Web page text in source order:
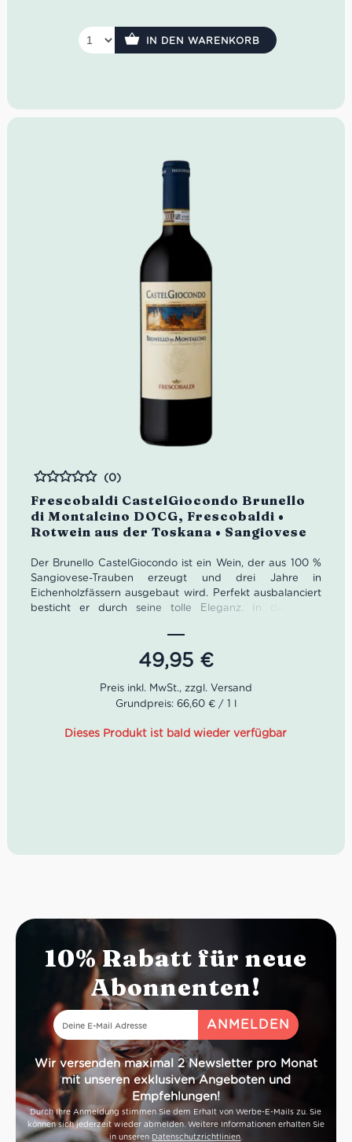
IN DEN WARENKORB
Frescobaldi CastelGiocondo Brunello
di Montalcino DOCG, Frescobaldi •
Rotwein aus der Toskana • Sangiovese
Bewertet
(0)
Der Brunello CastelGiocondo ist ein Wein, der aus 100 %
Sangiovese-Trauben erzeugt und drei Jahre in
Eichenholzfässern ausgebaut wird. Perfekt ausbalanciert
besticht er durch seine tolle Eleganz. In der Nase
Mokka, Gewürznelke und Tabak. Am Gaumen voller
Finesse, feinwürzig, vielschichtig und mit perfekt
eingebundenen Tanninen. Langlebig wie jeder Brunello
hat auch der CastelGiocondo noch über 25 Jahre vor
sich. Doch mit viel Sorgfalt dekantiert, ist dieser
exzellente Rotwein schon jetzt ein Hochgenuss.
49,95 €
Grundpreis: 66,60 € / 1 l
Dieses Produkt ist bald wieder verfügbar
10% Rabatt für neue
Abonnenten!
Wir versenden maximal 2 Newsletter pro Monat
mit unseren exklusiven Angeboten und
Empfehlungen!
Durch Ihre Anmeldung stimmen Sie dem Erhalt von Werbe-E-Mails zu. Sie
können sich jederzeit wieder abmelden. Weitere Informationen erhalten Sie
in unseren Datenschutzrichtlinien